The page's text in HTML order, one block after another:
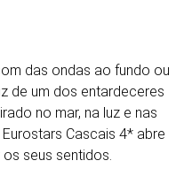
das ondas ao fundo ou
de um dos entardeceres
no mar, na luz e nas
Cascais 4* abre
seus sentidos.